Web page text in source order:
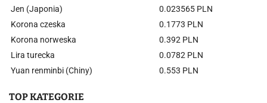
Jen (Japonia)
0.023565 PLN
Korona czeska
0.1773 PLN
Korona norweska
0.392 PLN
Lira turecka
0.0782 PLN
Yuan renminbi (Chiny)
0.553 PLN
TOP KATEGORIE